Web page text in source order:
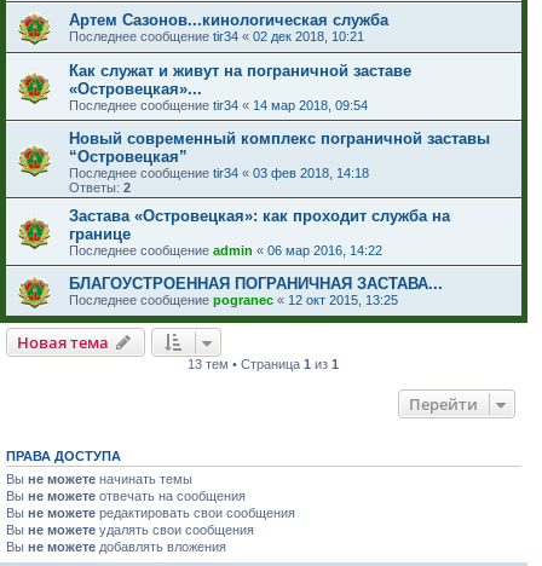
Артем Сазонов...кинологическая служба
Последнее сообщение tir34 « 02 дек 2018, 10:21
Как служат и живут на пограничной заставе
«Островецкая»...
Последнее сообщение tir34 « 14 мар 2018, 09:54
Новый современный комплекс пограничной заставы
“Островецкая”
Последнее сообщение tir34 « 03 фев 2018, 14:18
Ответы: 2
Застава «Островецкая»: как проходит служба на
границе
Последнее сообщение admin « 06 мар 2016, 14:22
БЛАГОУСТРОЕННАЯ ПОГРАНИЧНАЯ ЗАСТАВА...
Последнее сообщение pogranec « 12 окт 2015, 13:25
Новая тема
13 тем • Страница1 из1
Перейти
ПРАВА ДОСТУПА
Вы не можете начинать темы
Вы не можете отвечать на сообщения
Вы не можете редактировать свои сообщения
Вы не можете удалять свои сообщения
Вы не можете добавлять вложения